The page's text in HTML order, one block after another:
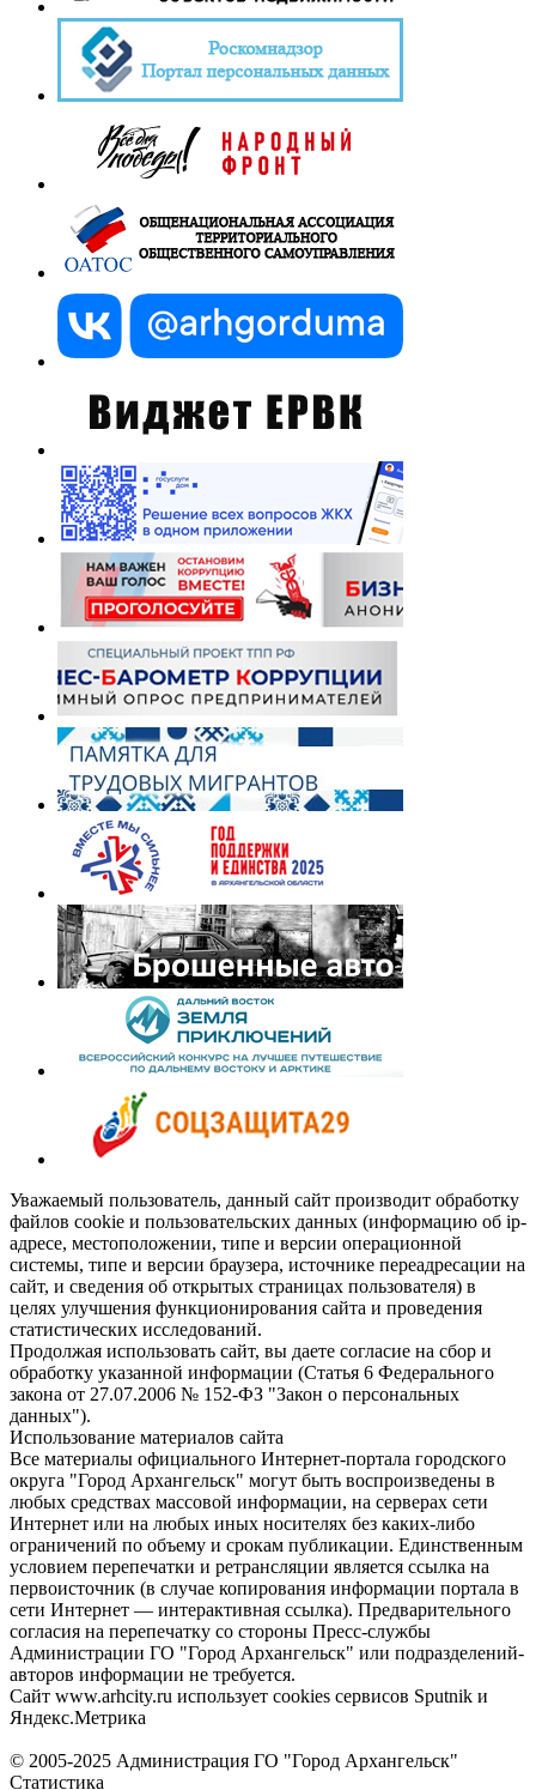
Уважаемый пользователь, данный сайт производит обработку
файлов cookie и пользовательских данных (информацию об ip-
адресе, местоположении, типе и версии операционной
системы, типе и версии браузера, источнике переадресации на
сайт, и сведения об открытых страницах пользователя) в
целях улучшения функционирования сайта и проведения
статистических исследований.
Продолжая использовать сайт, вы даете согласие на сбор и
обработку указанной информации (Статья 6 Федерального
закона от 27.07.2006 № 152-ФЗ "Закон о персональных
данных").
Использование материалов сайта
Все материалы официального Интернет-портала городского
округа "Город Архангельск" могут быть воспроизведены в
любых средствах массовой информации, на серверах сети
Интернет или на любых иных носителях без каких-либо
ограничений по объему и срокам публикации. Единственным
условием перепечатки и ретрансляции является ссылка на
первоисточник (в случае копирования информации портала в
сети Интернет — интерактивная ссылка). Предварительного
согласия на перепечатку со стороны Пресс-службы
Администрации ГО "Город Архангельск" или подразделений-
авторов информации не требуется.
Сайт www.arhcity.ru использует cookies сервисов Sputnik и
Яндекс.Метрика
© 2005-2025 Администрация ГО "Город Архангельск"
Статистика